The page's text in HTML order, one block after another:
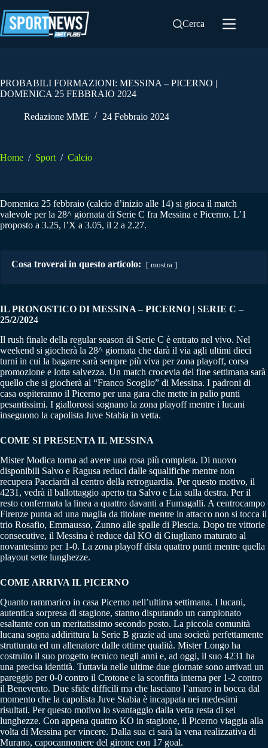
al
contenuto
Cerca
PROBABILI FORMAZIONI: MESSINA – PICERNO |
DOMENICA 25 FEBBRAIO 2024
Redazione MME 24 Febbraio 2024
Home / Sport / Calcio
Domenica 25 febbraio (calcio d’inizio alle 14) si gioca il match
valevole per la 28^ giornata di Serie C fra Messina e Picerno. L’1
proposto a 3.25, l’X a 3.05, il 2 a 2.27.
Cosa troverai in questo articolo: mostra
IL PRONOSTICO DI MESSINA – PICERNO | SERIE C –
25/2/2024
Il rush finale della regular season di Serie C è entrato nel vivo. Nel
weekend si giocherà la 28^ giornata che darà il via agli ultimi dieci
turni in cui la bagarre sarà sempre più viva per zona playoff, corsa
promozione e lotta salvezza. Un match crocevia del fine settimana sarà
quello che si giocherà al “Franco Scoglio” di Messina. I padroni di
casa ospiteranno il Picerno per una gara che mette in palio punti
pesantissimi. I giallorossi sognano la zona playoff mentre i lucani
inseguono la capolista Juve Stabia in vetta.
COME SI PRESENTA IL MESSINA
Mister Modica torna ad avere una rosa più completa. Di nuovo
disponibili Salvo e Ragusa reduci dalle squalifiche mentre non
recupera Pacciardi al centro della retroguardia. Per questo motivo, il
4231, vedrà il ballottaggio aperto tra Salvo e Lia sulla destra. Per il
resto confermata la linea a quattro davanti a Fumagalli. A centrocampo
Firenze punta ad una maglia da titolare mentre in attacco non si tocca il
trio Rosafio, Emmausso, Zunno alle spalle di Plescia. Dopo tre vittorie
consecutive, il Messina è reduce dal KO di Giugliano maturato al
novantesimo per 1-0. La zona playoff dista quattro punti mentre quella
playout sette lunghezze.
COME ARRIVA IL PICERNO
Quanto rammarico in casa Picerno nell’ultima settimana. I lucani,
autentica sorpresa di stagione, stanno disputando un campionato
esaltante con un meritatissimo secondo posto. La piccola comunità
lucana sogna addirittura la Serie B grazie ad una società perfettamente
strutturata ed un allenatore dalle ottime qualità. Mister Longo ha
costruito il suo progetto tecnico negli anni e, ad oggi, il suo 4231 ha
una precisa identità. Tuttavia nelle ultime due giornate sono arrivati un
pareggio per 0-0 contro il Crotone e la sconfitta interna per 1-2 contro
il Benevento. Due sfide difficili ma che lasciano l’amaro in bocca dal
momento che la capolista Juve Stabia è incappata nei medesimi
risultati. Per questo motivo lo svantaggio dalla vetta resta di sei
lunghezze. Con appena quattro KO in stagione, il Picerno viaggia alla
volta di Messina per vincere. Dalla sua ci sarà la vena realizzativa di
Murano, capocannoniere del girone con 17 goal.